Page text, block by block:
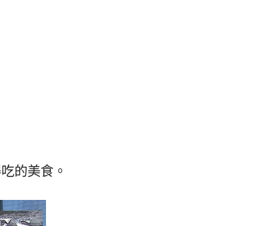
的美食。